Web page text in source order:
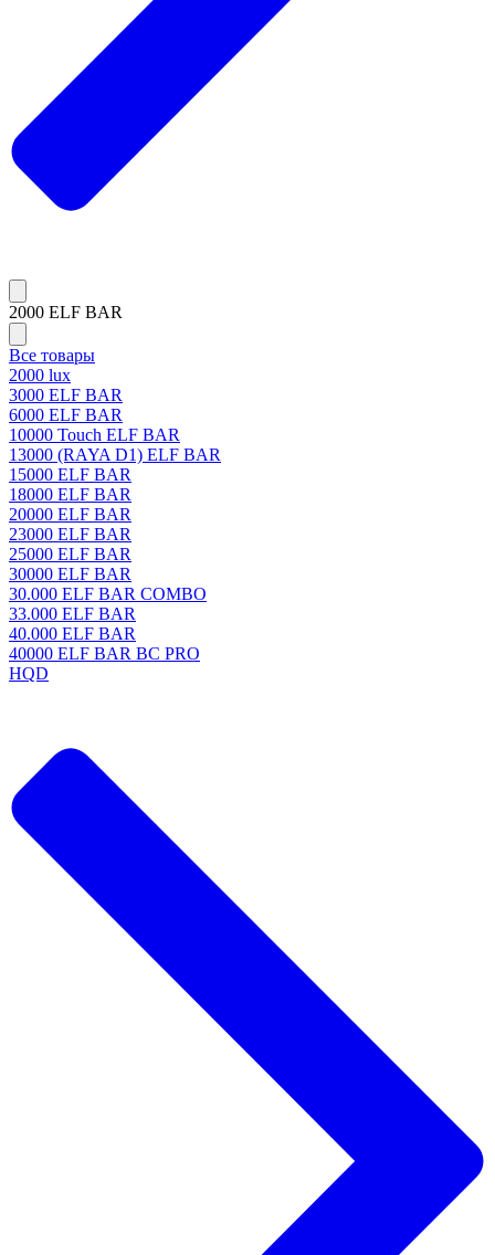
2000 ELF BAR
Все товары
2000 lux
3000 ELF BAR
6000 ELF BAR
10000 Touch ELF BAR
13000 (RAYA D1) ELF BAR
15000 ELF BAR
18000 ELF BAR
20000 ELF BAR
23000 ELF BAR
25000 ELF BAR
30000 ELF BAR
30.000 ELF BAR COMBO
33.000 ELF BAR
40.000 ELF BAR
40000 ELF BAR BC PRO
HQD